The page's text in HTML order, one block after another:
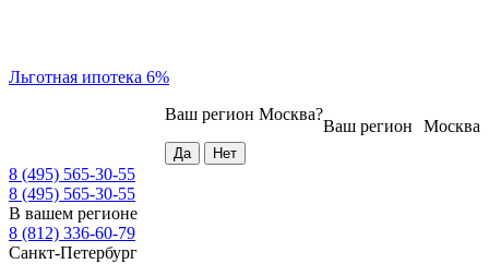
Льготная ипотека 6%
Москва
Ваш регион
Ваш регион Москва?
8 (495) 565-30-55
8 (495) 565-30-55
В вашем регионе
8 (812) 336-60-79
Санкт-Петербург